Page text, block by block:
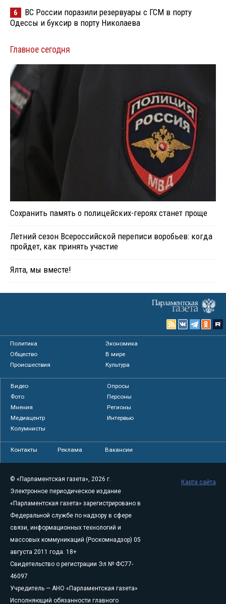
6
ВС России поразили резервуары с ГСМ в порту
Одессы и буксир в порту Николаева
Главное сегодня
Сохранить память о полицейских-героях станет проще
Летний сезон Всероссийской переписи воробьев: когда
пройдет, как принять участие
Ялта, мы вместе!
Политика
Экономика
Общество
В мире
Происшествия
Культура
Видео
Опросы
Фото
Персоны
Мнения
Регионы
Медиацентр
Интервью
Колумнисты
Контакты Реклама Вакансии
© «Парламентская газета», 2026 г.
Электронное периодическое издание
«Парламентская газета» зарегистрировано в
Федеральной службе по надзору в сфере
связи, информационных технологий и
массовых коммуникаций (Роскомнадзор) 05
августа 2011 года. 18+
Свидетельство о регистрации Эл № ФС77-
46097
Учредитель — АНО «Парламентская газета»
Исполняющий обязанности главного
Карта сайта